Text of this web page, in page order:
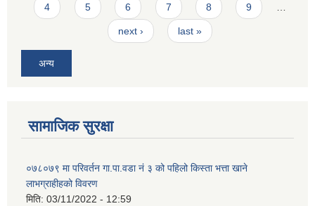
4 5 6 7 8 9
next › last »
अन्य
सामाजिक सुरक्षा
०७८०७९ मा परिवर्तन गा.पा.वडा नं ३ को पहिलो किस्ता भत्ता खाने
लाभग्राहीहको विवरण
मिति: 03/11/2022 - 12:59